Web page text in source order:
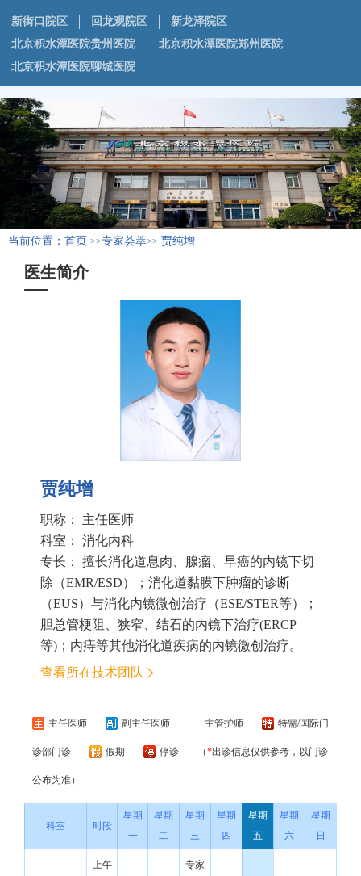
新街口院区 回龙观院区
新龙泽院区
北京积水潭医院贵州医院
北京积水潭医院郑州医院
北京积水潭医院聊城医院
当前位置： 首页 >>专家荟萃>> 贾纯增
医生简介
贾纯增
职称： 主任医师
科室： 消化内科
专长： 擅长消化道息肉、腺瘤、早癌的内镜下切
除（EMR/ESD）；消化道黏膜下肿瘤的诊断
（EUS）与消化内镜微创治疗（ESE/STER等）；
胆总管梗阻、狭窄、结石的内镜下治疗(ERCP
等)；内痔等其他消化道疾病的内镜微创治疗。
查看所在技术团队
主任医师 副主任医师 主管护师 特需/国际门
诊部门诊 假期 停诊 （*出诊信息仅供参考，以门诊
公布为准）
科室 时段
星期
一
星期
二
星期
三
星期
四
星期
五
星期
六
星期
日
上午 专家